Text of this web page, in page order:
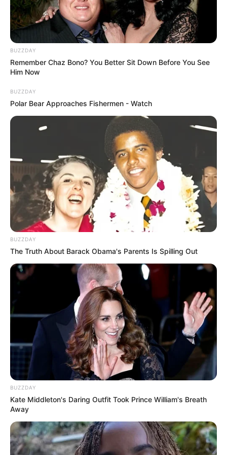
verde)
Fio Encanto (cor dourada)
Agulha para crochê 3,5mm
Cola adesiva instantânea
Viu como é bem simples fazer um maravilhoso
sousplat
? Então agora é hora de conferir outros
modelos desse artigo incrível para você se
inspirar e deixar a sua mesa natalina
surpreendente!
Cor única
Você pode investir na produção de um
sousplat
de crochê
de cor única. Nesse caso, as cores mais
usadas são o vermelho ou o verde, além das
diversas variações de tonalidades de ambos.
BUZZDAY
Remember Chaz Bono? You Better Sit Down Before You See
Him Now
BUZZDAY
Polar Bear Approaches Fishermen - Watch
BUZZDAY
The Truth About Barack Obama's Parents Is Spilling Out
BUZZDAY
Kate Middleton's Daring Outfit Took Prince William's Breath
Away